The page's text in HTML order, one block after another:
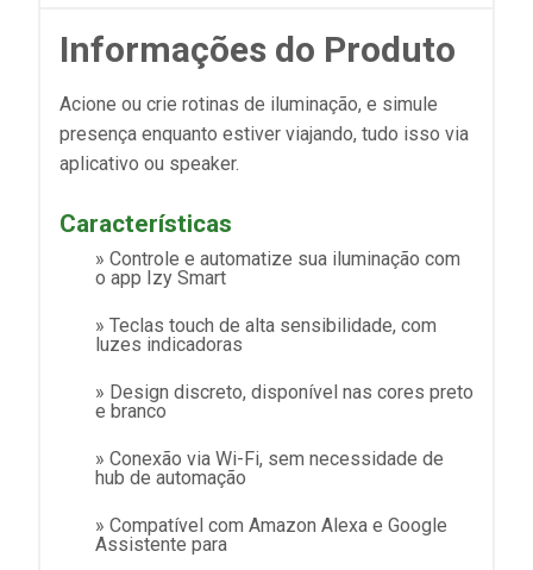
Informações do Produto
Acione ou crie rotinas de iluminação, e simule
presença enquanto estiver viajando, tudo isso via
aplicativo ou speaker.
Características
» Controle e automatize sua iluminação com
o app Izy Smart
» Teclas touch de alta sensibilidade, com
luzes indicadoras
» Design discreto, disponível nas cores preto
e branco
» Conexão via Wi-Fi, sem necessidade de
hub de automação
» Compatível com Amazon Alexa e Google
Assistente para